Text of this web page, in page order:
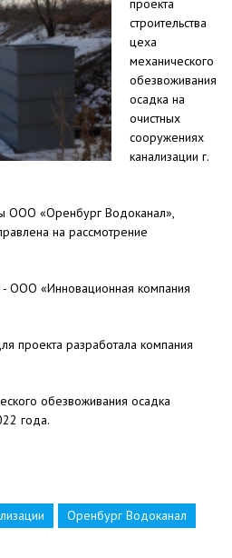
проекта
строительства
цеха
механического
обезвоживания
осадка на
очистных
сооружениях
канализации г.
ООО «Оренбург Водоканал»,
на рассмотрение
- ООО «Инновационная компания
проекта разработала компания
обезвоживания осадка
года.
Оренбург Водоканал